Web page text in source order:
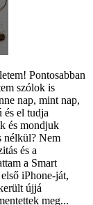
Pontosabban
szólok is
nap, mint nap,
és el tudja
és mondjuk
nélkül? Nem
és a
a Smart
iPhone-ját,
újjá
meg...